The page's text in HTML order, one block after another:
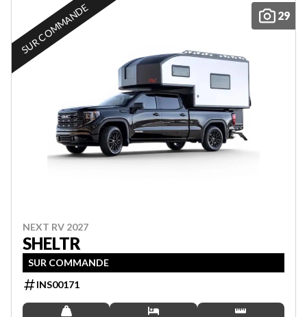
29
SUR COMMANDE
NEXT RV 2027
SHELTR
SUR COMMANDE
INS00171